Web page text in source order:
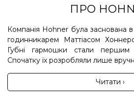
ПРО
Компанія Hohner була заснована в
годинникарем Маттіасом
Губні гармошки стали першим
Спочатку їх розробляли лише
Читати ›